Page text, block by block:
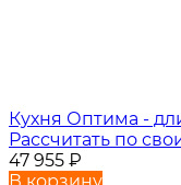
Кухня Оптима -
Рассчитать по
47 955 ₽